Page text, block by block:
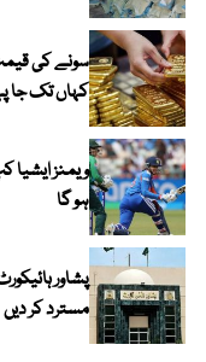
سونے کی
کہاں تک جا
ہو گا
پشاور
مسترد کر دیں